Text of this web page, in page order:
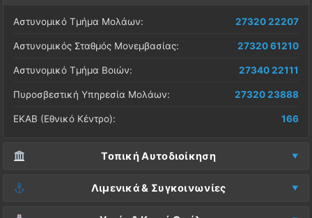
Αστυνομικό Τμήμα Μολάων: 27320 22207
Αστυνομικός Σταθμός Μονεμβασίας: 27320 61210
Αστυνομικό Τμήμα Βοιών: 27340 22111
Πυροσβεστική Υπηρεσία Μολάων: 27320 23888
ΕΚΑΒ (Εθνικό Κέντρο): 166
Τοπική Αυτοδιοίκηση
Δήμος Μονεμβασίας (Έδρα):
Λιμενικά & Συγκοινωνίες
Λιμεναρχείο Μονεμβασίας: